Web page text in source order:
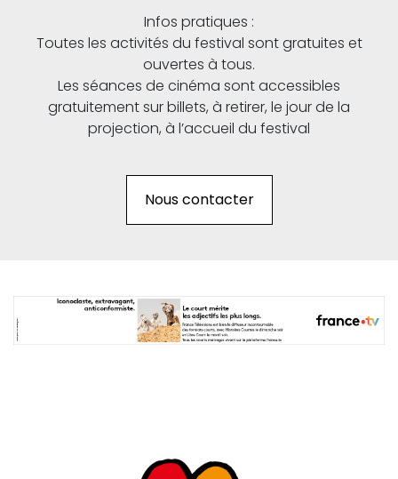
Infos pratiques :
Toutes les activités du festival sont gratuites et
ouvertes à tous.
Les séances de cinéma sont accessibles
gratuitement sur billets, à retirer, le jour de la
projection, à l’accueil du festival
Nous contacter